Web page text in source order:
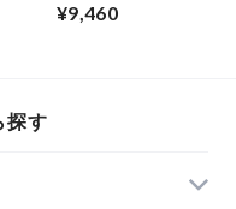
White
¥9,460
探す